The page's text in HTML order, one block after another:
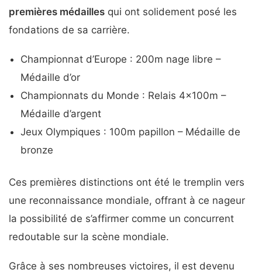
premières médailles qui ont solidement posé les
fondations de sa carrière.
Championnat d’Europe : 200m nage libre –
Médaille d’or
Championnats du Monde : Relais 4x100m –
Médaille d’argent
Jeux Olympiques : 100m papillon – Médaille de
bronze
Ces premières distinctions ont été le tremplin vers
une reconnaissance mondiale, offrant à ce nageur
la possibilité de s’affirmer comme un concurrent
redoutable sur la scène mondiale.
Grâce à ses nombreuses victoires, il est devenu